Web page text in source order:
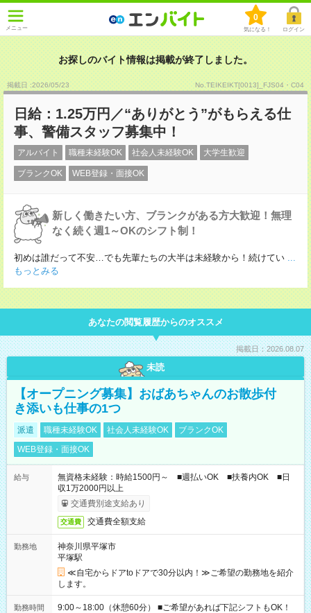
メニュー
0
気になる！ ログイン
お探しのバイト情報は掲載が終了しました。
掲載日 :2026/05/23 No.TEIKEIKT[0013]_FJS04・C04
日給：1.25万円／“ありがとう”がもらえる仕
事、警備スタッフ募集中！
アルバイト 職種未経験OK 社会人未経験OK 大学生歓迎
ブランクOK WEB登録・面接OK
新しく働きたい方、ブランクがある方大歓迎！無理
なく続く週1～OKのシフト制！
初めは誰だって不安…でも先輩たちの大半は未経験から！続けてい ...
もっとみる
あなたの閲覧履歴からのオススメ
掲載日：2026.08.07
未読
【オープニング募集】おばあちゃんのお散歩付
き添いも仕事の1つ
派遣 職種未経験OK 社会人未経験OK
ブランクOK
WEB登録・面接OK
給与
無資格未経験：時給1500円～ ■週払いOK ■扶養内OK ■日
収1万2000円以上
交通費別途支給あり
交通費 交通費全額支給
勤務地
神奈川県平塚市
平塚駅
≪自宅からドアtoドアで30分以内！≫ご希望の勤務地を紹介
します。
勤務時間
9:00～18:00（休憩60分） ■ご希望があれば下記シフトもOK！